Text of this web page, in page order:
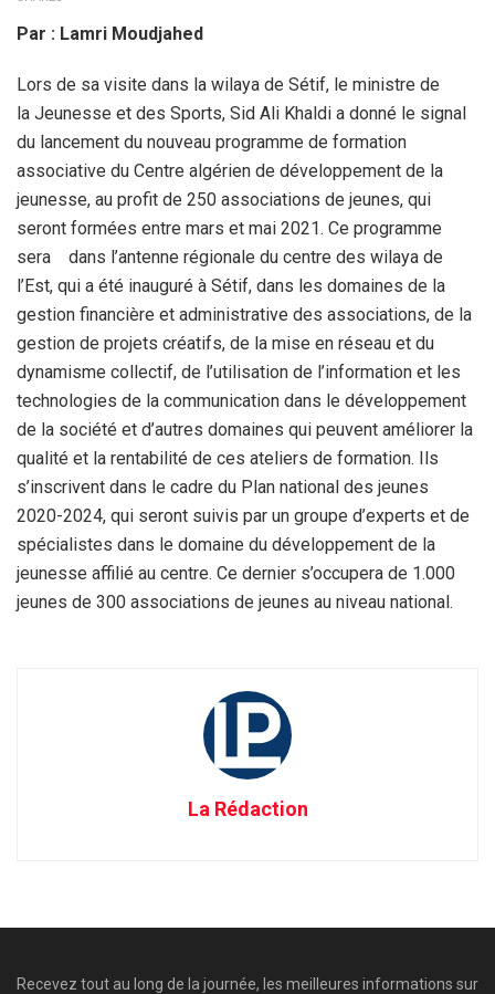
Par : Lamri Moudjahed
Lors de sa visite dans la wilaya de Sétif, le ministre de
la Jeunesse et des Sports, Sid Ali Khaldi a donné le signal
du lancement du nouveau programme de formation
associative du Centre algérien de développement de la
jeunesse, au profit de 250 associations de jeunes, qui
seront formées entre mars et mai 2021. Ce programme
sera dans l’antenne régionale du centre des wilaya de
l’Est, qui a été inauguré à Sétif, dans les domaines de la
gestion financière et administrative des associations, de la
gestion de projets créatifs, de la mise en réseau et du
dynamisme collectif, de l’utilisation de l’information et les
technologies de la communication dans le développement
de la société et d’autres domaines qui peuvent améliorer la
qualité et la rentabilité de ces ateliers de formation. Ils
s’inscrivent dans le cadre du Plan national des jeunes
2020-2024, qui seront suivis par un groupe d’experts et de
spécialistes dans le domaine du développement de la
jeunesse affilié au centre. Ce dernier s’occupera de 1.000
jeunes de 300 associations de jeunes au niveau national.
La Rédaction
Recevez tout au long de la journée, les meilleures informations sur